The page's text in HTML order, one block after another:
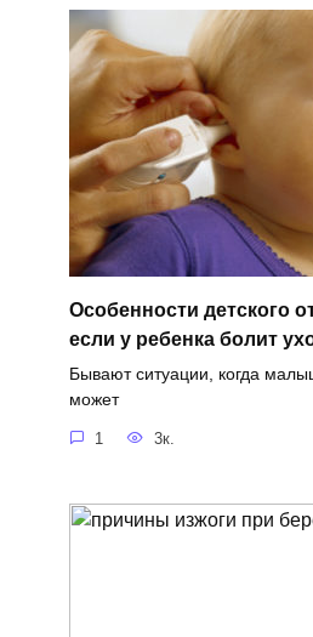
Особенности детского
если у ребенка болит
Бывают ситуации, когда
может
1 3к.